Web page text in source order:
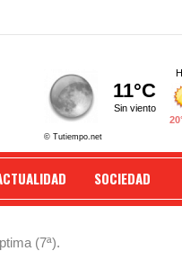
SOCIEDAD
(7ª).